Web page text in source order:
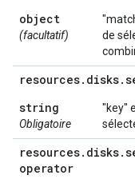
object
(facultatif)
de
resources. disks.
string
Obligatoire
"key"
resources. disks.
operator